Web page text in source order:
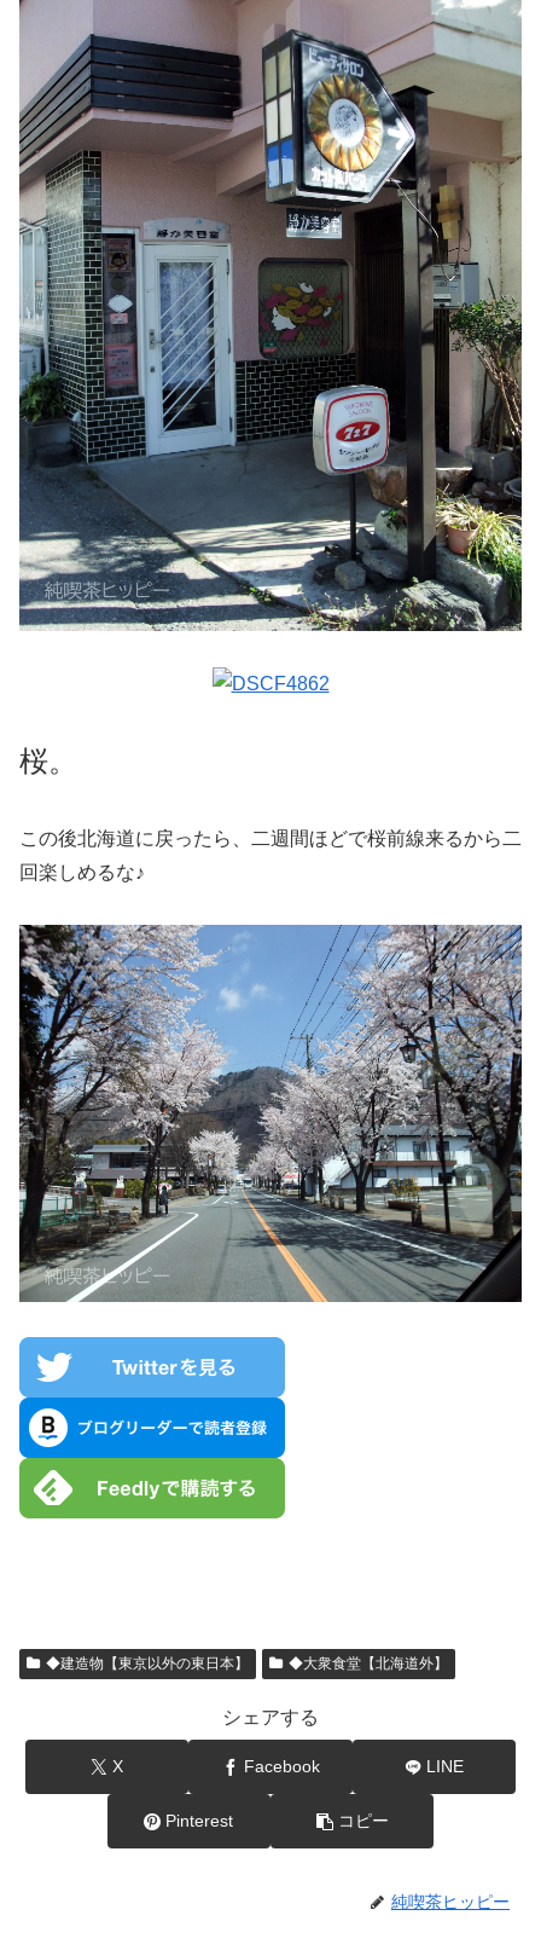
桜。
この後北海道に戻ったら、二週間ほどで桜前線来るから二
回楽しめるな♪
◆建造物【東京以外の東日本】 ◆大衆食堂【北海道外】
シェアする
X Facebook LINE
Pinterest コピー
純喫茶ヒッピー